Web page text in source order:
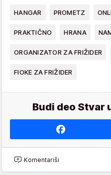
HANGAR PROMETZ
PRAKTIČNO HRANA
ORGANIZATOR ZA FRIŽIDER
FIOKE ZA FRIŽIDER
Budi deo Stvar
Komentariši